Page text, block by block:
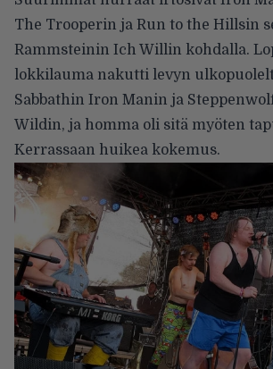
The Trooperin ja Run to the Hillsin
Rammsteinin Ich Willin kohdalla.
lokkilauma nakutti levyn
Sabbathin Iron Manin ja
Wildin, ja homma oli sitä myöten
Kerrassaan huikea kokemus.